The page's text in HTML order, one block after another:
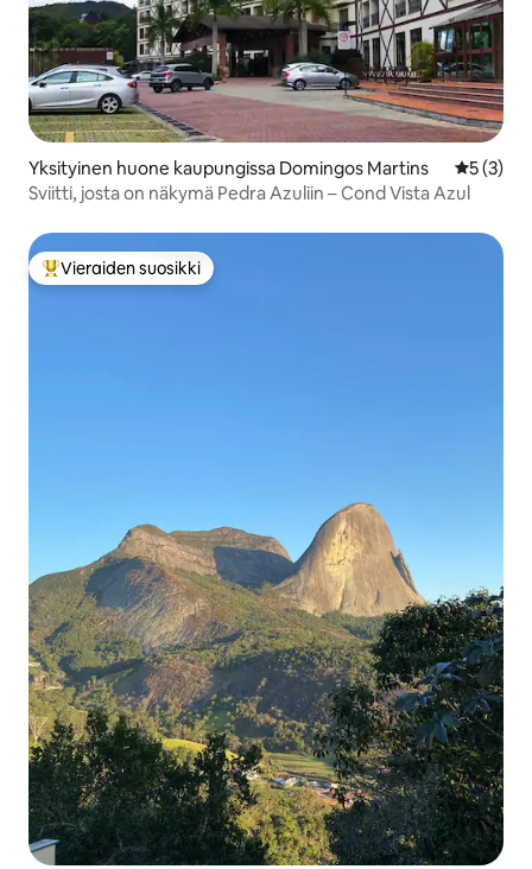
Yksityinen huone kaupungissa Domingos Martins
5 (3)
Sviitti, josta on näkymä Pedra Azuliin – Cond Vista Azul
Vieraiden suosikkien parhaimmistoa
Vieraiden suosikki